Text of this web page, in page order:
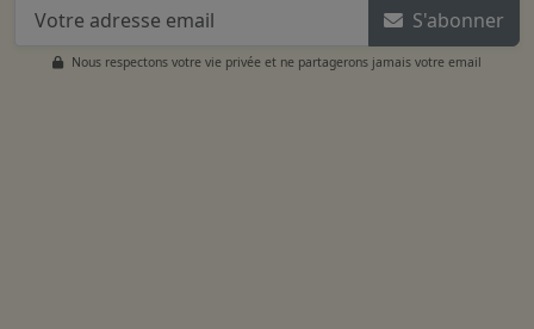
S'abonner
Nous respectons votre vie privée et ne partagerons jamais votre email